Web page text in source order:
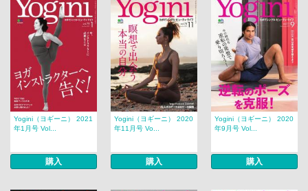
Yogini（ヨギーニ） 2021
年1月号 Vol...
購入
Yogini（ヨギーニ） 2020
年11月号 Vo...
購入
Yogini（ヨギーニ） 2020
年9月号 Vol...
購入